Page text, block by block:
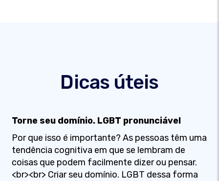
Dicas úteis
Torne seu domínio. LGBT pronunciável
Por que isso é importante? As pessoas têm uma
tendência cognitiva em que se lembram de
coisas que podem facilmente dizer ou pensar.
<br><br> Criar seu domínio. LGBT dessa forma